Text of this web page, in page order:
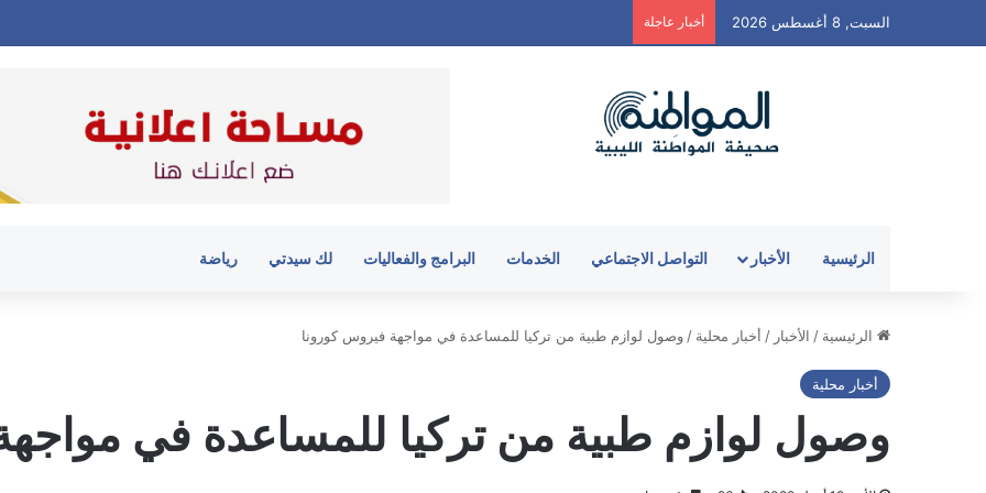
السبت, 8 أغسطس 2026 أخبار عاجلة
الرئيسية الأخبار التواصل الاجتماعي الخدمات البرامج والفعاليات لك سيدتي رياضة
الرئيسية / الأخبار / أخبار محلية / وصول لوازم طبية من تركيا للمساعدة في مواجهة فيروس كورونا
أخبار محلية
وصول لوازم طبية من تركيا للمساعدة في